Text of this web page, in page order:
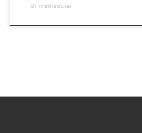
di medisocial